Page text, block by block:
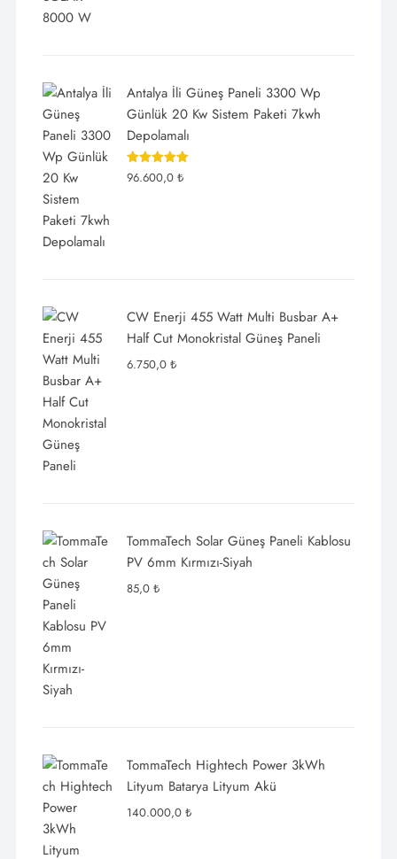
Antalya İli Güneş Paneli 3300 Wp
Günlük 20 Kw Sistem Paketi 7kwh
Depolamalı
5 üzerinden
5.00 oy
96.600,0₺
CW Enerji 455 Watt Multi Busbar A+
Half Cut Monokristal Güneş Paneli
6.750,0₺
TommaTech Solar Güneş Paneli Kablosu
PV 6mm Kırmızı-Siyah
85,0₺
TommaTech Hightech Power 3kWh
Lityum Batarya Lityum Akü
140.000,0₺